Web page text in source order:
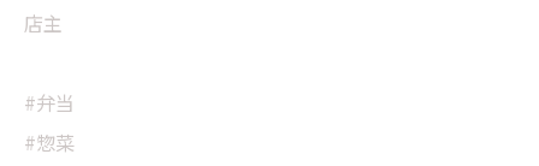
店主
#弁当
#惣菜